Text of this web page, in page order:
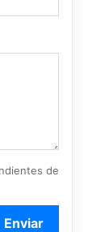
de
Enviar